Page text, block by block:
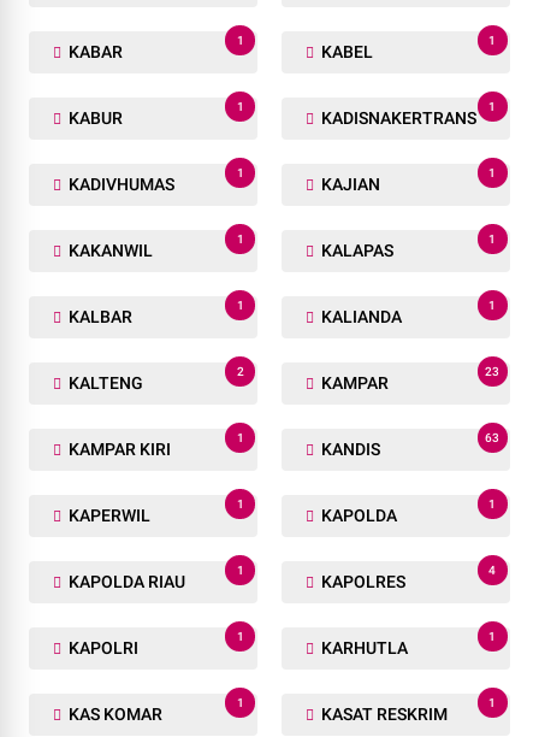
KABAR
1
KABEL
1
KABUR
1
KADISNAKERTRANS
1
KADIVHUMAS
1
KAJIAN
1
KAKANWIL
1
KALAPAS
1
KALBAR
1
KALIANDA
1
KALTENG
2
KAMPAR
23
KAMPAR KIRI
1
KANDIS
63
KAPERWIL
1
KAPOLDA
1
KAPOLDA RIAU
1
KAPOLRES
4
KAPOLRI
1
KARHUTLA
1
KAS KOMAR
1
KASAT RESKRIM
1